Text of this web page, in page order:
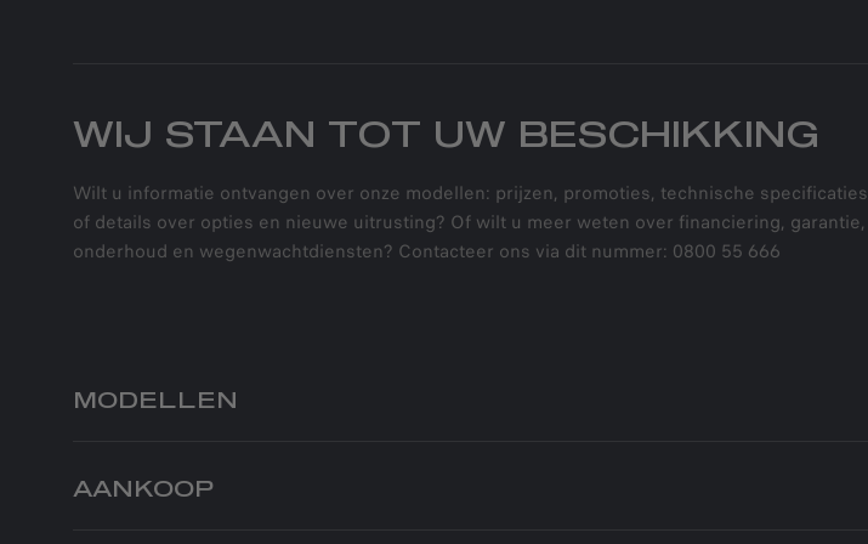
WIJ STAAN TOT UW BESCHIKKING
Wilt u informatie ontvangen over onze modellen: prijzen, promoties, technische specificaties
of details over opties en nieuwe uitrusting? Of wilt u meer weten over financiering, garantie,
onderhoud en wegenwachtdiensten? Contacteer ons via dit nummer: 0800 55 666
MODELLEN
JUNIOR IBRIDA
AANKOOP